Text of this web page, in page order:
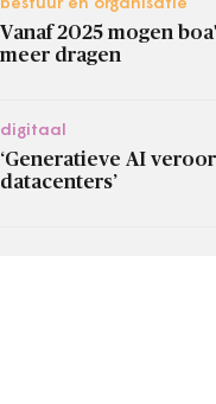
bestuur en organisatie
Vanaf 2025 mogen
meer dragen
digitaal
‘Generatieve AI
datacenters’